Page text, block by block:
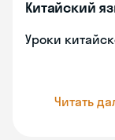
Китайский
Уроки
Читать